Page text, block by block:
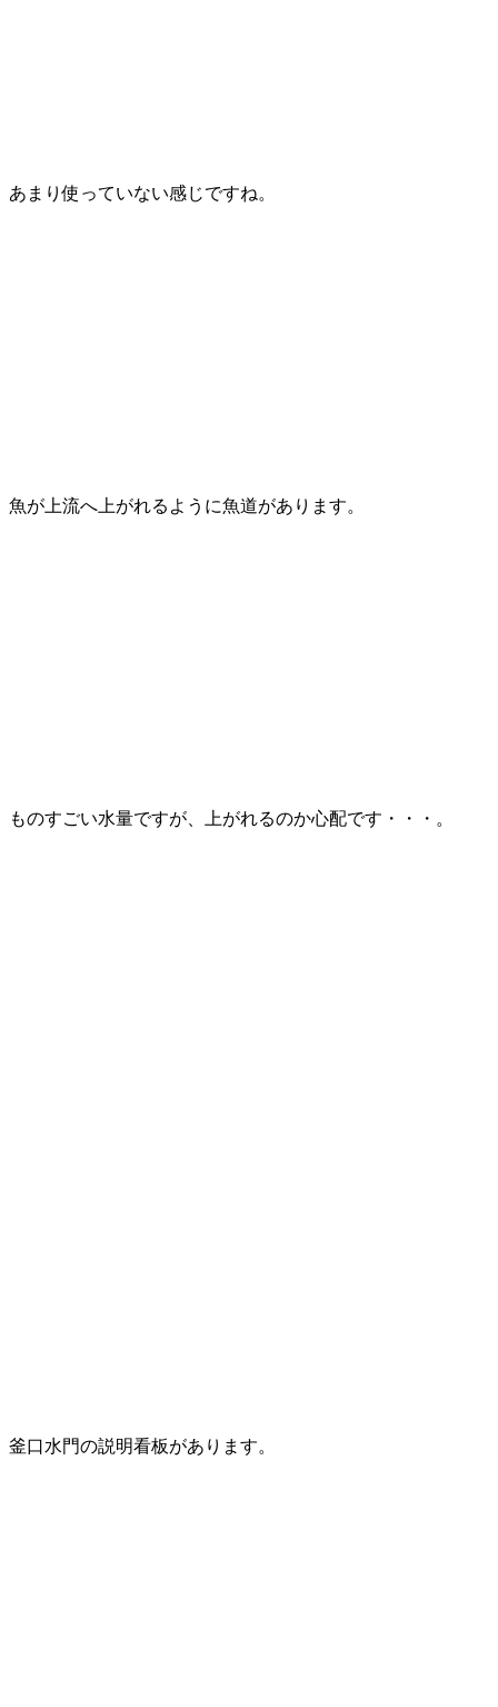
あまり使っていない感じですね。
魚が上流へ上がれるように魚道があります。
ものすごい水量ですが、上がれるのか心配です・・・。
釜口水門の説明看板があります。